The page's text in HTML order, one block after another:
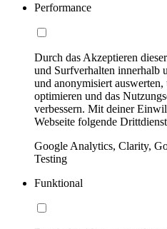
Performance
Durch das Akzeptieren
und Surfverhalten innerhalb
und anonymisiert auswerten,
optimieren und das
verbessern. Mit deiner
Webseite folgende
Google Analytics, Clarity,
Testing
Funktional